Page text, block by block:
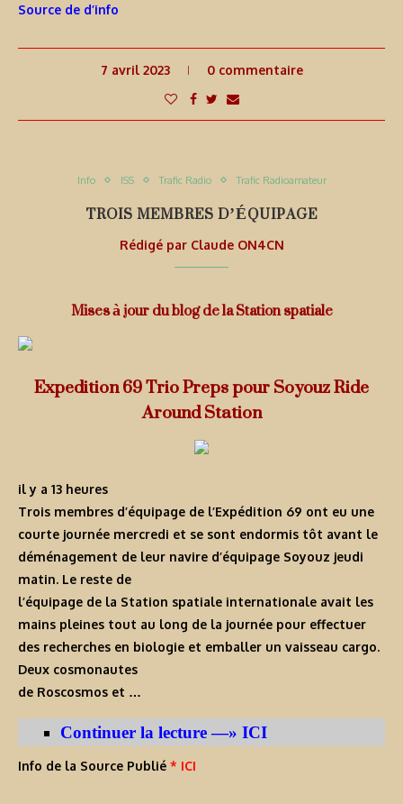
Source de d’info
7 avril 2023 0 commentaire
Info ISS Trafic Radio Trafic Radioamateur
TROIS MEMBRES D’ÉQUIPAGE
Rédigé par Claude ON4CN
Mises à jour du blog de la Station spatiale
Expedition 69 Trio Preps pour Soyouz Ride
Around Station
il y a 13 heures
Trois membres d’équipage de l’Expédition 69 ont eu une
courte journée mercredi et se sont endormis tôt avant le
déménagement de leur navire d’équipage Soyouz jeudi
matin. Le reste de
l’équipage de la Station spatiale internationale avait les
mains pleines tout au long de la journée pour effectuer
des recherches en biologie et emballer un vaisseau cargo.
Deux cosmonautes
de Roscosmos et …
Continuer la lecture —» ICI
Info de la Source Publié * ICI